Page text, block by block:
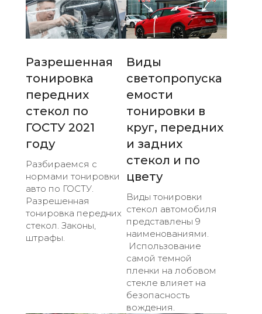
Разрешенная
тонировка
передних
стекол по
ГОСТУ 2021
году
Разбираемся с
нормами тонировки
авто по ГОСТУ.
Разрешенная
тонировка передних
стекол. Законы,
штрафы.
Виды
светопропуска
емости
тонировки в
круг, передних
и задних
стекол и по
цвету
Виды тонировки
стекол автомобиля
представлены 9
наименованиями.
Использование
самой темной
пленки на лобовом
стекле влияет на
безопасность
вождения.